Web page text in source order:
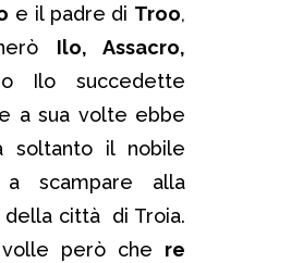
e il padre di Troo,
Ilo, Assacro,
Ilo succedette
a sua volte ebbe
soltanto il nobile
a scampare alla
della città di Troia.
però che re